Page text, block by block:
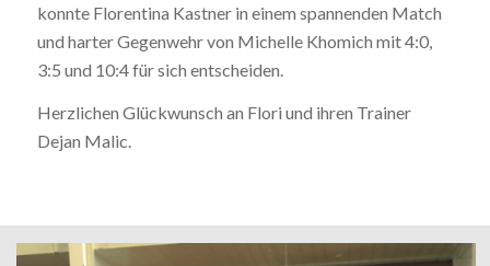
konnte Florentina Kastner in einem spannenden Match
und harter Gegenwehr von Michelle Khomich mit 4:0,
3:5 und 10:4 für sich entscheiden.
Herzlichen Glückwunsch an Flori und ihren Trainer
Dejan Malic.